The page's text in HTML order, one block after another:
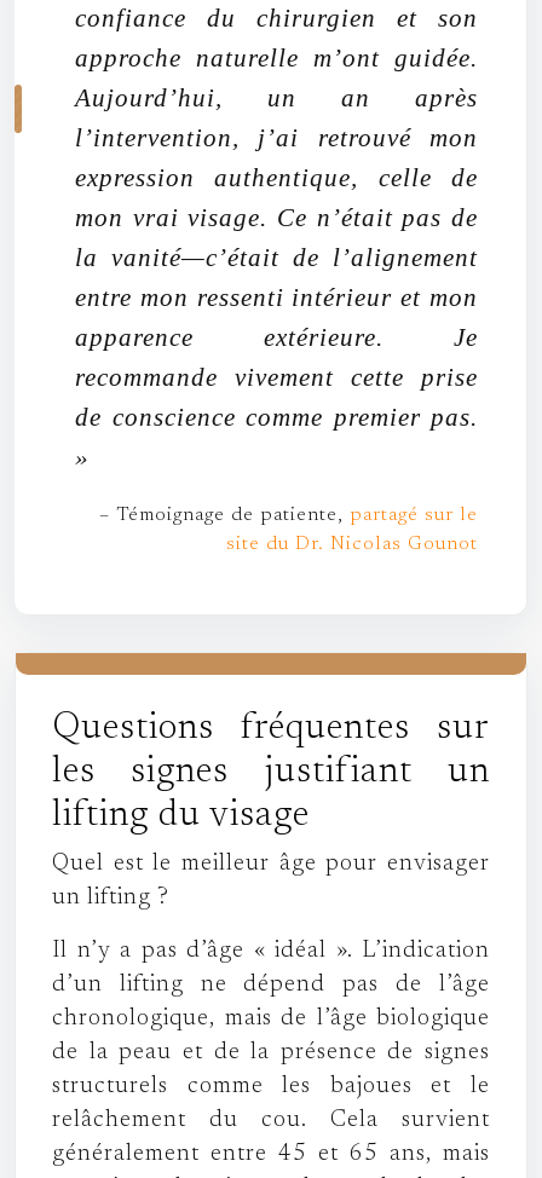
confiance du chirurgien et son
approche naturelle m’ont guidée.
Aujourd’hui, un an après
l’intervention, j’ai retrouvé mon
expression authentique, celle de
mon vrai visage. Ce n’était pas de
la vanité—c’était de l’alignement
entre mon ressenti intérieur et mon
apparence extérieure. Je
recommande vivement cette prise
de conscience comme premier pas.
»
– Témoignage de patiente, partagé sur le
site du Dr. Nicolas Gounot
Questions fréquentes sur
les signes justifiant un
lifting du visage
Quel est le meilleur âge pour envisager
un lifting ?
Il n’y a pas d’âge « idéal ». L’indication
d’un lifting ne dépend pas de l’âge
chronologique, mais de l’âge biologique
de la peau et de la présence de signes
structurels comme les bajoues et le
relâchement du cou. Cela survient
généralement entre 45 et 65 ans, mais